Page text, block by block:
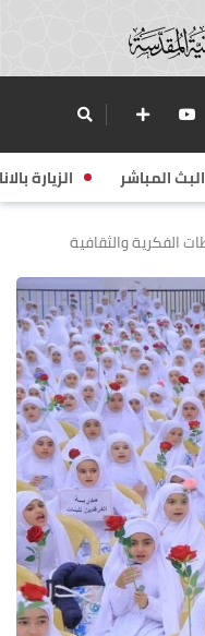
البث المباشر الزيارة
الفكرية والثقافية